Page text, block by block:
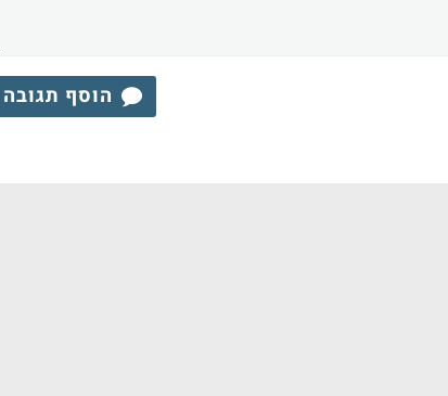
הוסף תגובה